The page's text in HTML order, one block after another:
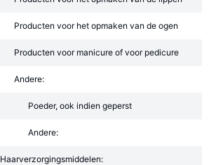
Producten voor het opmaken van de ogen
Producten voor manicure of voor pedicure
Andere:
Poeder, ook indien geperst
Andere:
Haarverzorgingsmiddelen: